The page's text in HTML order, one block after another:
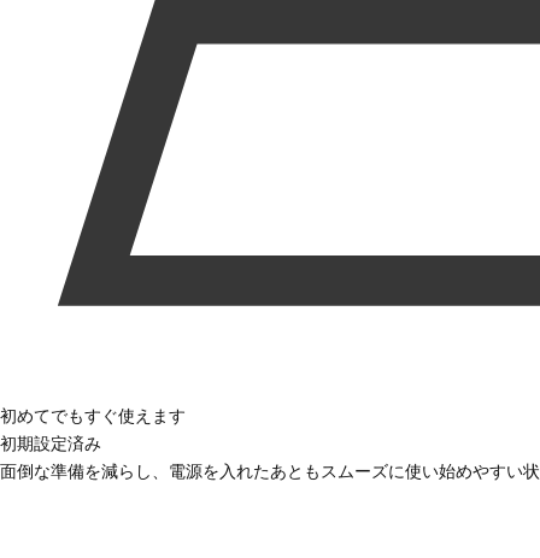
初めてでもすぐ使えます
初期設定済み
面倒な準備を減らし、電源を入れたあともスムーズに使い始めやすい